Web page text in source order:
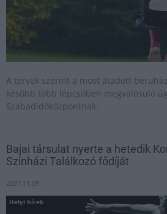
A tervek szerint a most átadott
később több lépcsőben megvalósuló
Szabadidőközpontnak.
Bajai társulat nyerte a hetedik
Színházi Találkozó fődíját
2021.11.09
Helyi hírek